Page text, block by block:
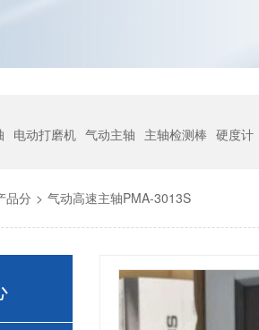
电动打磨机 气动主轴 主轴检测棒 硬度计
品分 > 气动高速主轴PMA-3013S